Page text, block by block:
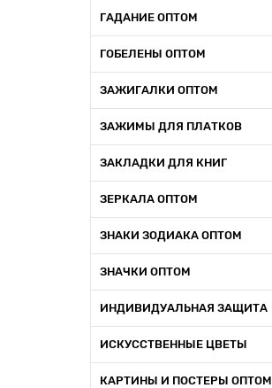
ГАДАНИЕ ОПТОМ
ГОБЕЛЕНЫ ОПТОМ
ЗАЖИГАЛКИ ОПТОМ
ЗАЖИМЫ ДЛЯ ПЛАТКОВ
ЗАКЛАДКИ ДЛЯ КНИГ
ЗЕРКАЛА ОПТОМ
ЗНАКИ ЗОДИАКА ОПТОМ
ЗНАЧКИ ОПТОМ
ИНДИВИДУАЛЬНАЯ ЗАЩИТА
ИСКУССТВЕННЫЕ ЦВЕТЫ
КАРТИНЫ И ПОСТЕРЫ ОПТОМ